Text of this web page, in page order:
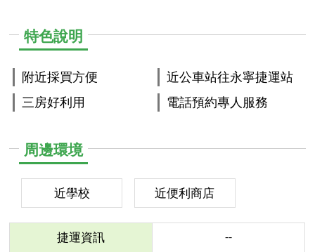
特色說明
附近採買方便
三房好利用
近公車站往永寧捷運站
電話預約專人服務
周邊環境
近學校 近便利商店
捷運資訊 --